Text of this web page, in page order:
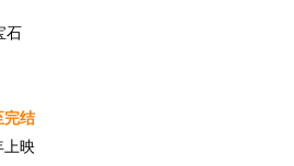
石
完结
上映